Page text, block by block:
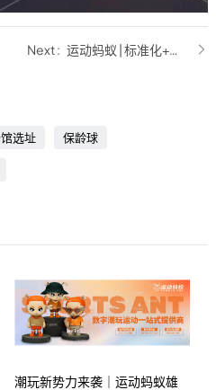
运动蚂蚁 | 标准化+本地化双轮驱动，运动蚂蚁如何助力合作伙伴开店？
选址 保龄球
潮玩新势力来袭｜运动蚂蚁雄